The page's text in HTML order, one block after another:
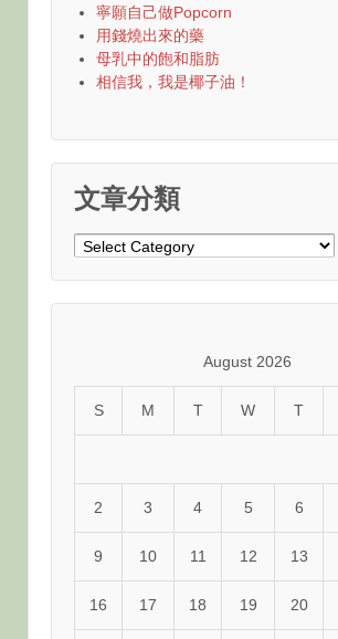
寧願自己做Popcorn
用錢燒出來的藥
母乳中的飽和脂肪
相信我，我是椰子油！
文章分類
文
August 2026
S M T W T
2 3 4 5 6
9 10 11 12 13
16 17 18 19 20